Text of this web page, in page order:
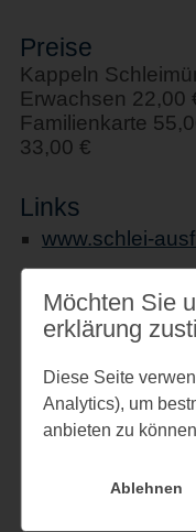
Preise
Kappeln
Erwachsen 22,00
Familienkarte
33,00 €
Links
www.schlei-
Schiff " Stadt
Am Hafen 1
↪ Google Maps
Möchten Sie
erklärung
Diese Seite
Analytics), um
anbieten zu
Ablehnen